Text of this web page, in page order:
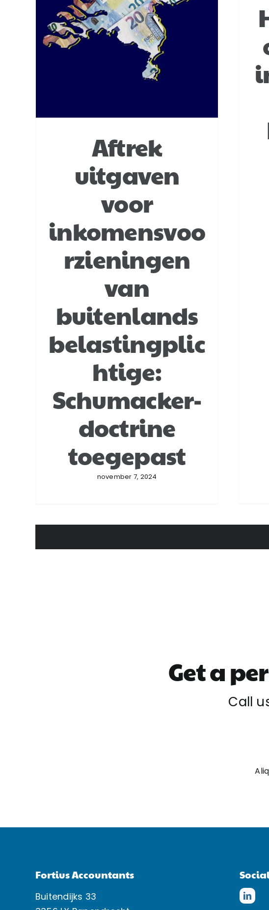
Aftrek
uitgaven
voor
inkomensvoo
rzieningen
van
buitenlands
belastingplic
htige:
Schumacker-
doctrine
toegepast
november 7, 2024
Get a
Call
Fortius Accountants
Buitendijks 33